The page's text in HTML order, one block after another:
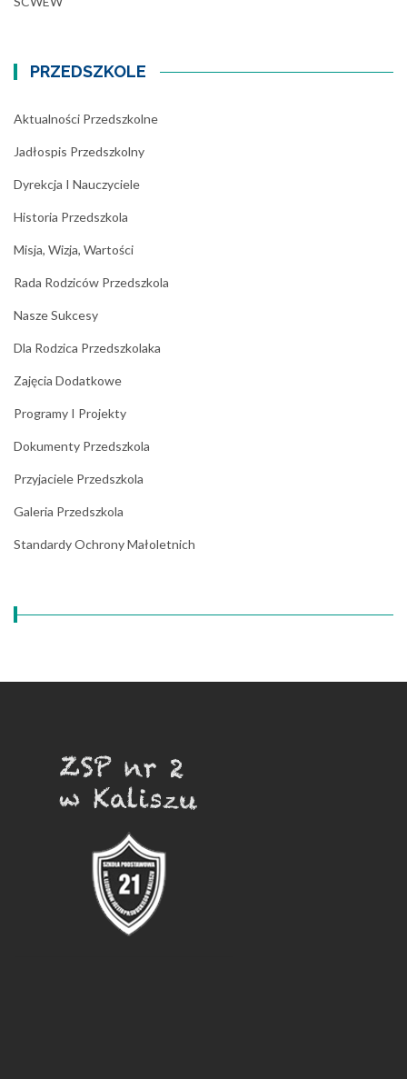
PRZEDSZKOLE
Aktualności Przedszkolne
Jadłospis Przedszkolny
Dyrekcja I Nauczyciele
Historia Przedszkola
Misja, Wizja, Wartości
Rada Rodziców Przedszkola
Nasze Sukcesy
Dla Rodzica Przedszkolaka
Zajęcia Dodatkowe
Programy I Projekty
Dokumenty Przedszkola
Przyjaciele Przedszkola
Galeria Przedszkola
Standardy Ochrony Małoletnich